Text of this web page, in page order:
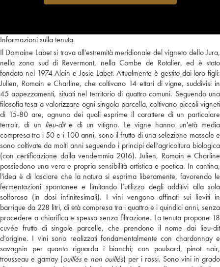
Informazioni sulla tenuta
Il Domaine Labet si trova all'estremità meridionale del vigneto dello Jura,
nella zona sud di Revermont, nella Combe de Rotalier, ed è stato
fondato nel 1974 Alain e Josie Labet. Attualmente è gestito dai loro figli:
Julien, Romain e Charline, che coltivano 14 ettari di vigne, suddivisi in
45 appezzamenti, situati nel territorio di quattro comuni. Seguendo una
filosofia tesa a valorizzare ogni singola parcella, coltivano piccoli vigneti
di 15-80 are, ognuno dei quali esprime il carattere di un particolare
terroir, di un lieu-dite di un vitigno. Le vigne hanno un'età media
compresa tra i 50 e i 100 anni, sono il frutto di una selezione massale e
sono coltivate da molti anni seguendo i principi dell’agricoltura biologica
(con certificazione dalla vendemmia 2016). Julien, Romain e Charline
possiedono una vera e propria sensibilità artistica e poetica. In cantina,
l'idea è di lasciare che la natura si esprima liberamente, favorendo le
fermentazioni spontanee e limitando l’utilizzo degli additivi alla sola
solforosa (in dosi infinitesimali). I vini vengono affinati sui lieviti in
barrique da 228 litri, di età compresa tra i quattro e i quindici anni, senza
procedere a chiarifica e spesso senza filtrazione. La tenuta propone 18
cuvée frutto di singole parcelle, che prendono il nome dai lieu-dit
d’origine. I vini sono realizzati fondamentalmente con chardonnay e
savagnin per quanto riguarda i bianchi; con poulsard, pinot noir,
trousseau e gamay (ouillés e non ouillés) per i rossi. Sono vini in grado